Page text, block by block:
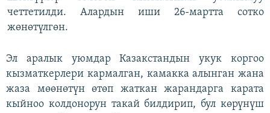
четтетилди. Алардын иши 26-мартта сотко
жөнөтүлгөн.
Эл аралык уюмдар Казакстандын укук коргоо
кызматкерлери кармалган, камакка алынган жана
жаза мөөнөтүн өтөп жаткан жарандарга карата
кыйноо колдонорун такай билдирип, бул көрүнүш